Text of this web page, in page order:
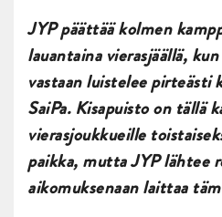
JYP päättää kolmen
lauantaina vierasjäällä,
vastaan luistelee pirteästi
SaiPa. Kisapuisto on tällä
vierasjoukkueille
paikka, mutta JYP lähtee
aikomuksenaan laittaa